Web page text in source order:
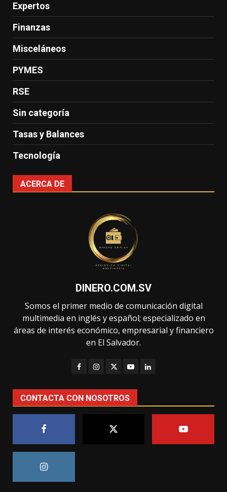
Expertos
Finanzas
Misceláneos
PYMES
RSE
Sin categoría
Tasas y Balances
Tecnología
ACERCA DE
DINERO.COM.SV
Somos el primer medio de comunicación digital
multimedia en inglés y español; especializado en
áreas de interés económico, empresarial y financiero
en El Salvador.
CONTACTA CON NOSOTROS